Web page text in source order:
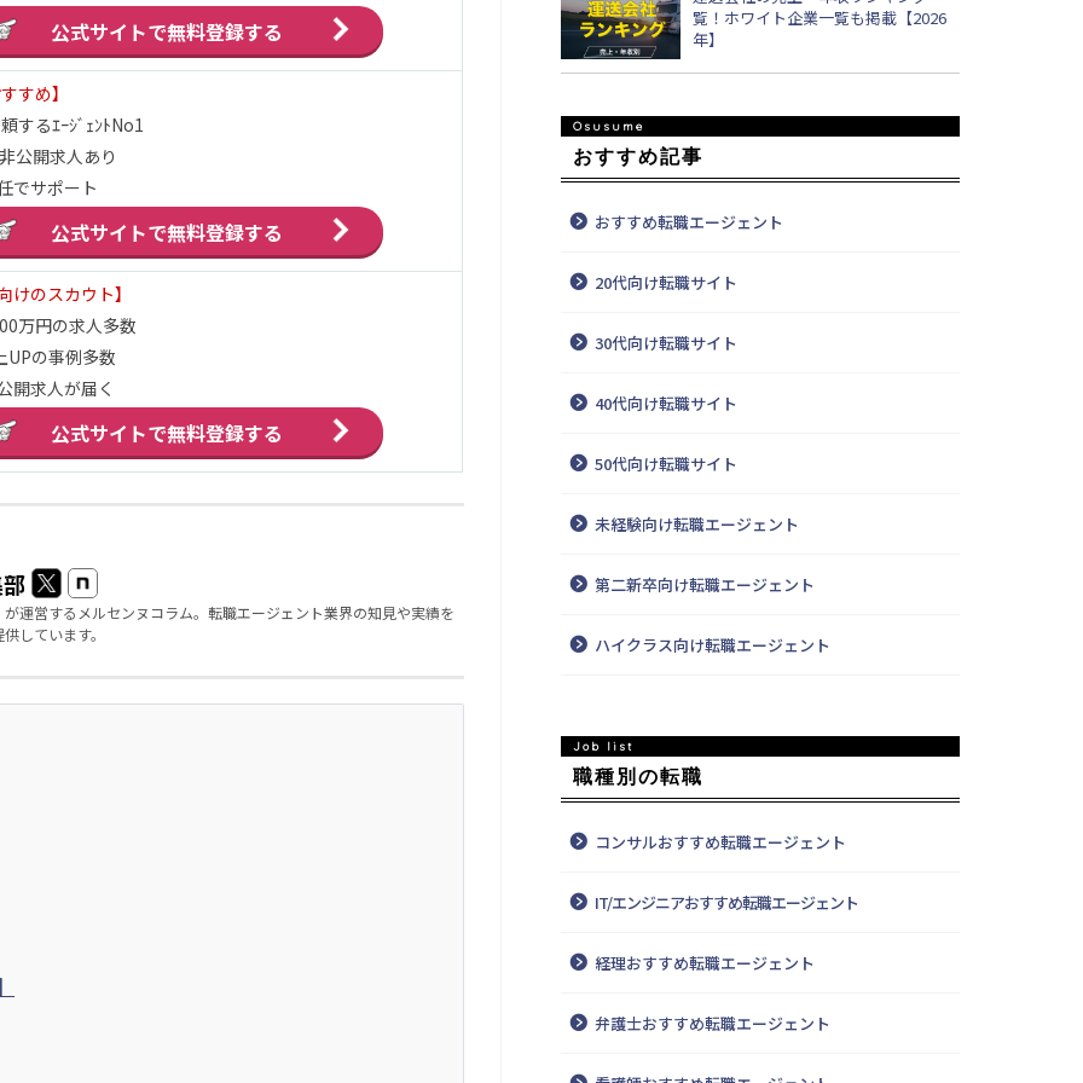
公式サイトで無料登録する
すめ】
するｴｰｼﾞｪﾝﾄNo1
公開求人あり
でサポート
公式サイトで無料登録する
けのスカウト】
万円の求人多数
UPの事例多数
開求人が届く
公式サイトで無料登録する
が運営するメルセンヌコラム。転職エージェント業界の知見や実績を
しています。
覧！ホワイト企業一覧も掲載【2026
年】
おすすめ記事
おすすめ転職エージェント
20代向け転職サイト
30代向け転職サイト
40代向け転職サイト
50代向け転職サイト
未経験向け転職エージェント
第二新卒向け転職エージェント
ハイクラス向け転職エージェント
職種別の転職
コンサルおすすめ転職エージェント
IT/エンジニアおすすめ転職エージェント
経理おすすめ転職エージェント
弁護士おすすめ転職エージェント